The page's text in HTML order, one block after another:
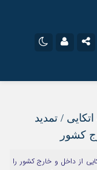
/ تمدید
کشور
از داخل و خارج کشور را